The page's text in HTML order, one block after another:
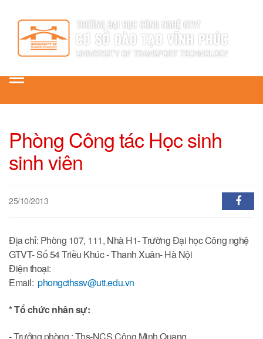
Toggle
Phòng Công tác Học sinh
sinh viên
25/10/2013
Địa chỉ: Phòng 107, 111, Nhà H1- Trường Đại học Công nghệ
GTVT- Số 54 Triều Khúc - Thanh Xuân- Hà Nội
Điện thoại:
Email: phongcthssv@utt.edu.vn
* Tổ chức nhân sự: